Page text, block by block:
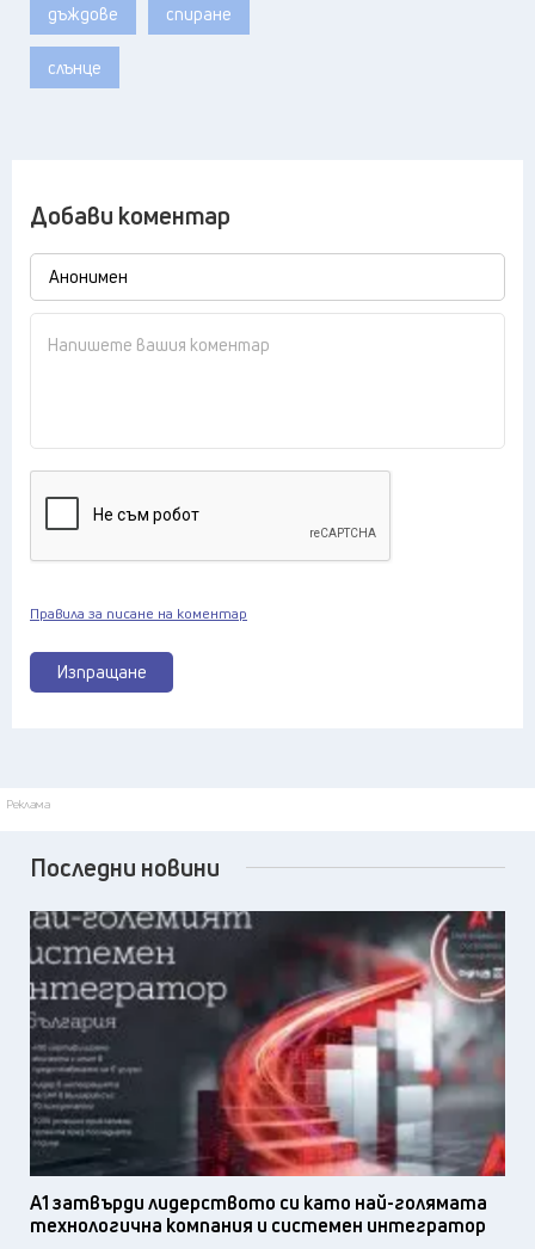
дъждове спиране
слънце
Добави коментар
Изпращане
Правила за писане на коментар
Реклама
Последни новини
А1 затвърди лидерството си като най-голямата
технологична компания и системен интегратор